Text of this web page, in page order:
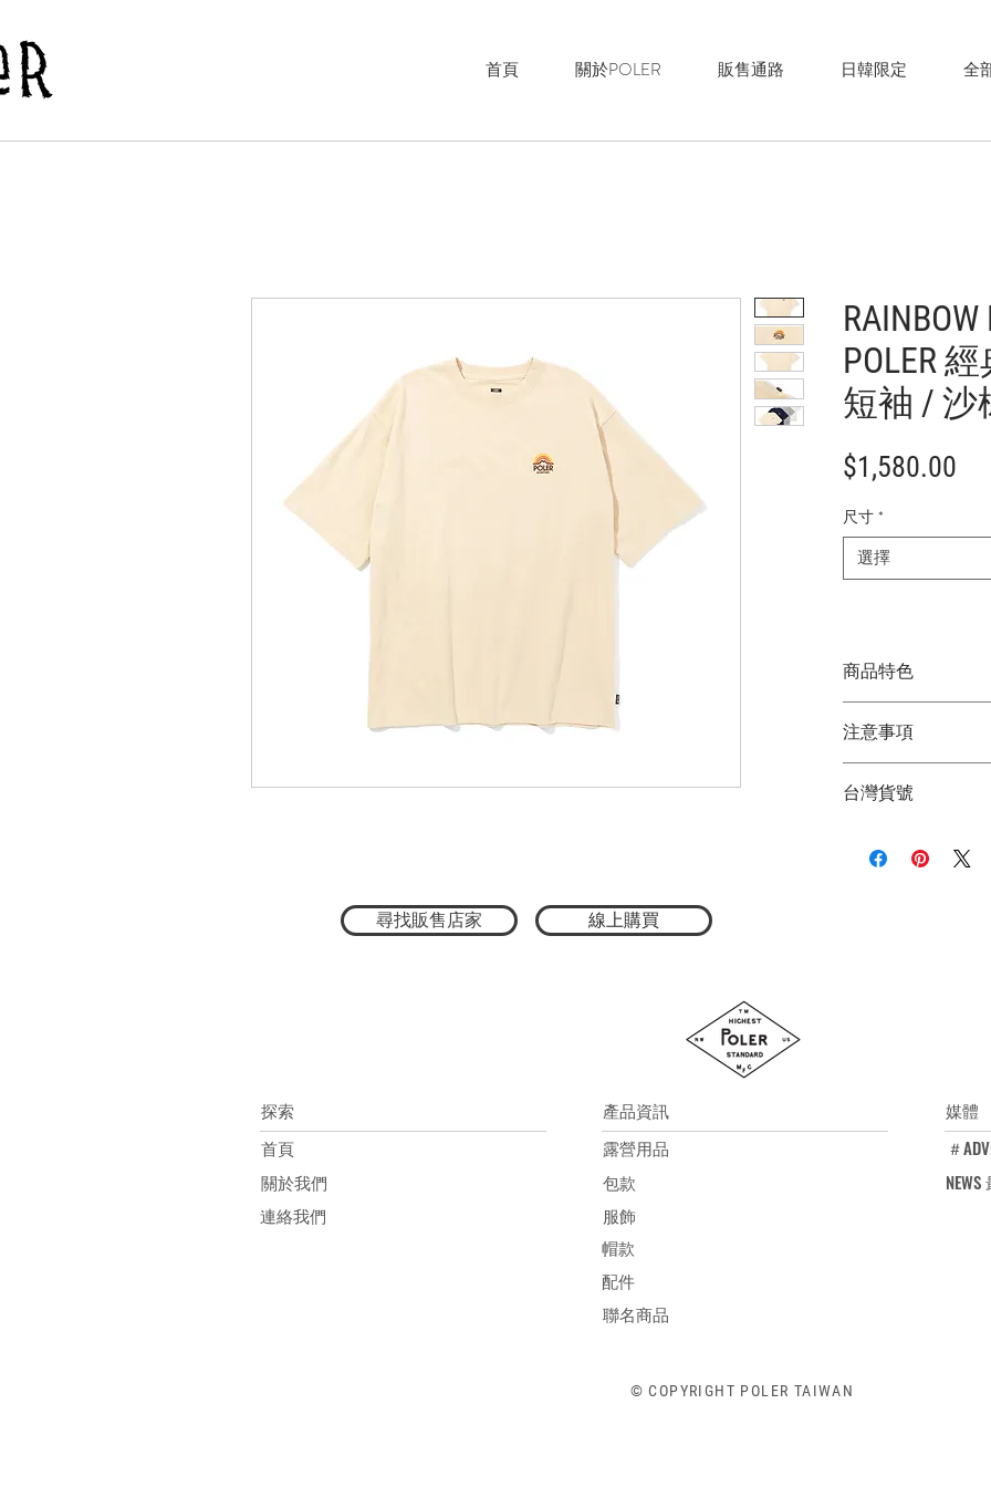
首頁 關於POLER 販售通路 日韓限定 全
POLER
短袖 / 沙
$1,580.00
尺寸 *
選擇
商品特色
經典款彩虹Logo踢
厚磅材質，舒適
日常百搭，單穿疊
以山與彩虹為靈
一抹亮點！
注意事項
品顏色為主
台灣貨號
尋找販售店家 線上購買
探索
首頁
關於我們
連絡我們
產品資訊
露營用品
包款
服飾
帽款
媒體
＃
配件
聯名商品
© COPYRIGHT POLER TAIWAN